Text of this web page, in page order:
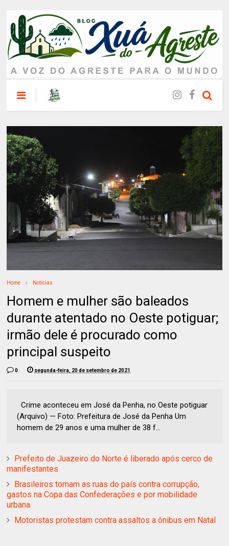
Home Notícias
Homem e mulher são baleados
durante atentado no Oeste potiguar;
irmão dele é procurado como
principal suspeito
0 segunda-feira, 20 de setembro de 2021
Crime aconteceu em José da Penha, no Oeste potiguar
(Arquivo) — Foto: Prefeitura de José da Penha Um
homem de 29 anos e uma mulher de 38 f...
Prefeito de Juazeiro do Norte é liberado após cerco de
manifestantes
Brasileiros tomam as ruas do país contra corrupção,
gastos na Copa das Confederações e por mobilidade
urbana
Motoristas protestam contra assaltos a ônibus em Natal